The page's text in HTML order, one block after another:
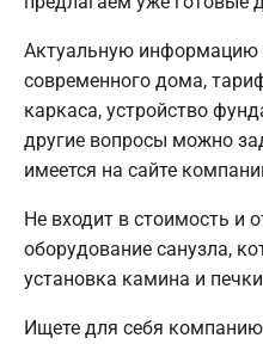
Актуальную информацию
современного дома,
каркаса, устройство
другие вопросы можно
имеется на сайте
Не входит в стоимость и
оборудование санузла,
установка камина и
Ищете для себя